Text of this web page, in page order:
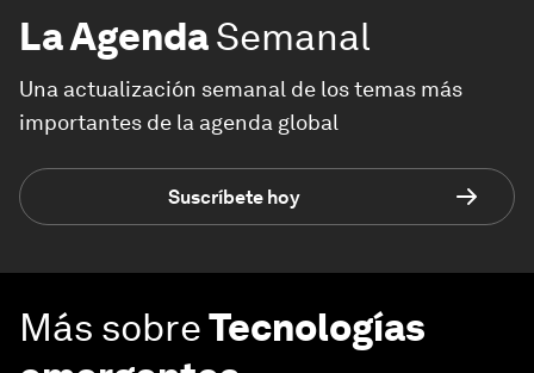
La AgendaSemanal
Una actualización semanal de los temas más
importantes de la agenda global
Suscríbete hoy
Más sobreTecnologías